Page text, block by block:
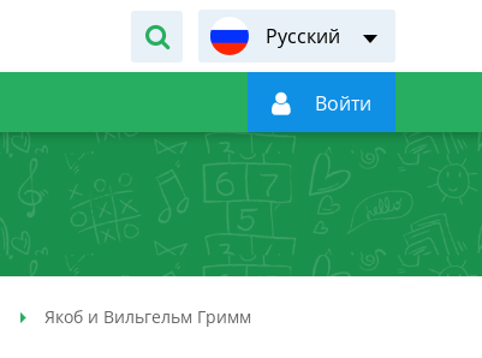
Русский
 Войти
Якоб и Вильгельм Гримм